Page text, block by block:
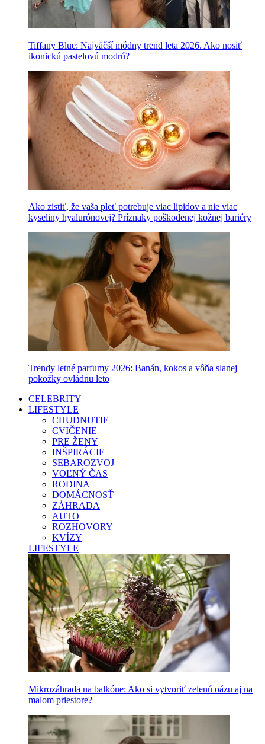
Tiffany Blue: Najväčší módny trend leta 2026. Ako nosiť
ikonickú pastelovú modrú?
Ako zistiť, že vaša pleť potrebuje viac lipidov a nie viac
kyseliny hyalurónovej? Príznaky poškodenej kožnej bariéry
Trendy letné parfumy 2026: Banán, kokos a vôňa slanej
pokožky ovládnu leto
CELEBRITY
LIFESTYLE
CHUDNUTIE
CVIČENIE
PRE ŽENY
INŠPIRÁCIE
SEBAROZVOJ
VOĽNÝ ČAS
RODINA
DOMÁCNOSŤ
ZÁHRADA
AUTO
ROZHOVORY
KVÍZY
LIFESTYLE
Mikrozáhrada na balkóne: Ako si vytvoriť zelenú oázu aj na
malom priestore?